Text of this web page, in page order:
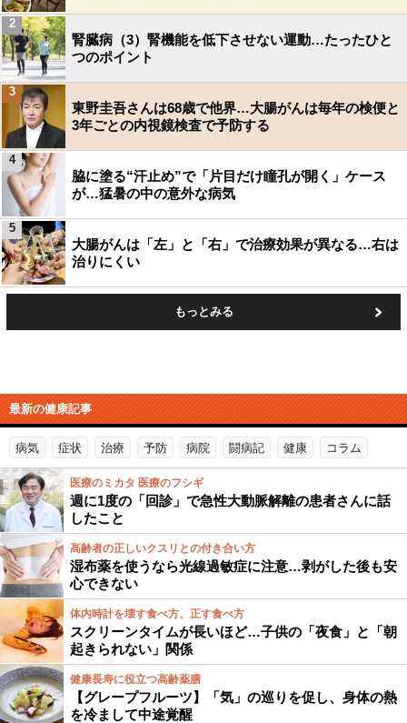
腎臓病（3）腎機能を低下させない運動…たったひと
つのポイント
2
東野圭吾さんは68歳で他界…大腸がんは毎年の検便と
3年ごとの内視鏡検査で予防する
3
脇に塗る“汗止め”で「片目だけ瞳孔が開く」ケース
が…猛暑の中の意外な病気
4
大腸がんは「左」と「右」で治療効果が異なる…右は
治りにくい
5
もっとみる
最新の健康記事
病気 症状 治療 予防 病院 闘病記 健康 コラム
医療のミカタ 医療のフシギ
週に1度の「回診」で急性大動脈解離の患者さんに話
したこと
高齢者の正しいクスリとの付き合い方
湿布薬を使うなら光線過敏症に注意…剥がした後も安
心できない
体内時計を壊す食べ方、正す食べ方
スクリーンタイムが長いほど…子供の「夜食」と「朝
起きられない」関係
健康長寿に役立つ高齢薬膳
【グレープフルーツ】「気」の巡りを促し、身体の熱
を冷まして中途覚醒